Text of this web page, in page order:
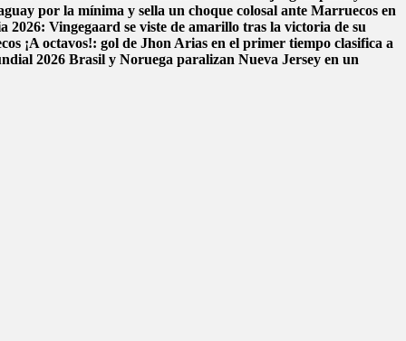
por la mínima y sella un choque colosal ante Marruecos en
2026: Vingegaard se viste de amarillo tras la victoria de su
¡A octavos!: gol de Jhon Arias en el primer tiempo clasifica a
2026 Brasil y Noruega paralizan Nueva Jersey en un